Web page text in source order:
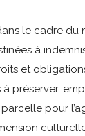
le cadre
à
et
préserver,
pour